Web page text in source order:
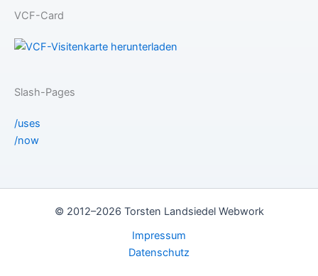
VCF-Card
Slash-Pages
/uses
/now
© 2012–2026 Torsten Landsiedel Webwork
Impressum
Datenschutz